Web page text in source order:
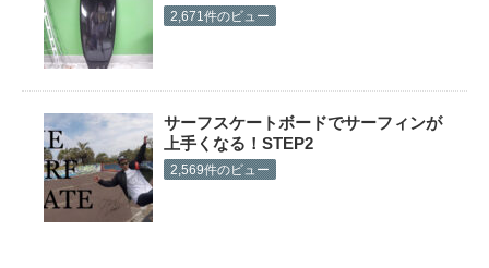
2,671件のビュー
サーフスケートボードでサーフィンが
上手くなる！STEP2
2,569件のビュー